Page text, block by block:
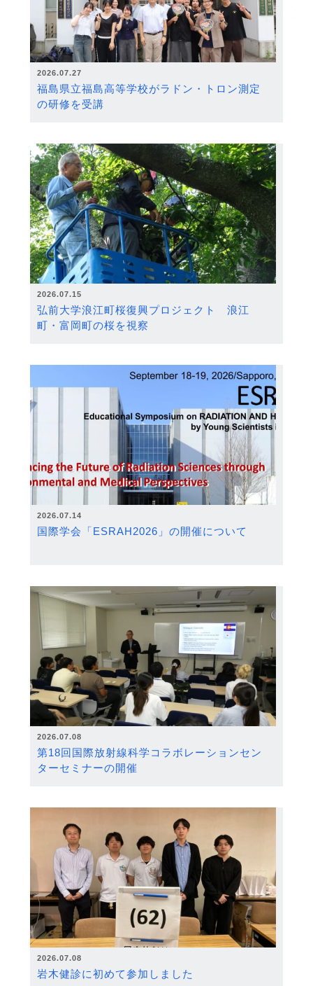
2026.07.27
福島県立福島高等学校がラドン・トロン測定
の研修を受講
2026.07.15
弘前大学浪江町桜復興プロジェクト 浪江
町・富岡町の桜を視察
2026.07.14
国際学会「ESRAH2026」の開催について
2026.07.08
第18回国際放射線科学コラボレーションセン
ターセミナーの開催
2026.07.08
岩木健診に初めて参加しました